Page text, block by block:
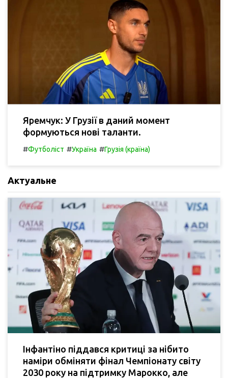
Яремчук: У Грузії в даний момент
формуються нові таланти.
#Футболіст #Україна #Грузія (країна)
Актуальне
Інфантіно піддався критиці за нібито
наміри обміняти фінал Чемпіонату світу
2030 року на підтримку Марокко, але